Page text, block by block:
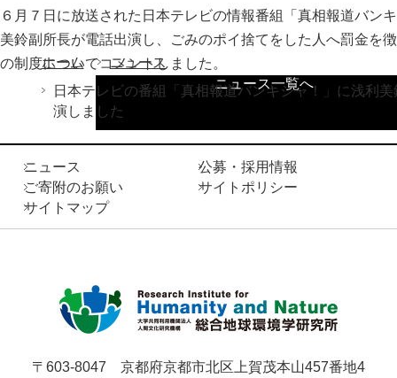
交通アクセス
刊行物
お問い合わせ
サ
イ
ト
内
検
English
６月７日に放送された日本テレビの情報番組「真相報道バン
美鈴副所長が電話出演し、ごみのポイ捨てをした人へ罰金を
の制度についてコメントしました。
ニュース一覧へ
ホーム
ニュース
日本テレビの番組「真相報道バンキシャ！」に浅利
演しました
ニュース
公募・採用情報
ご寄附のお願い
サイトポリシー
サイトマップ
〒603-8047 京都府京都市北区上賀茂本山457番地4